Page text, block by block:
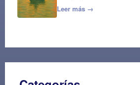
Leer más →